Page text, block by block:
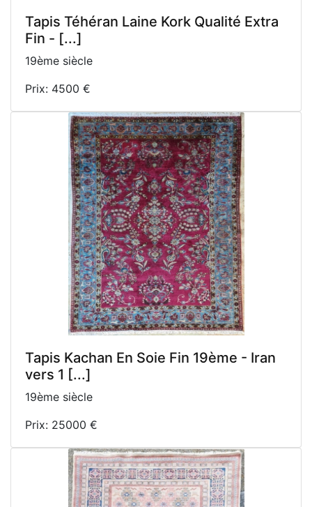
Tapis Téhéran Laine Kork Qualité Extra
Fin - [...]
19ème siècle
Prix: 4500 €
Tapis Kachan En Soie Fin 19ème - Iran
vers 1 [...]
19ème siècle
Prix: 25000 €